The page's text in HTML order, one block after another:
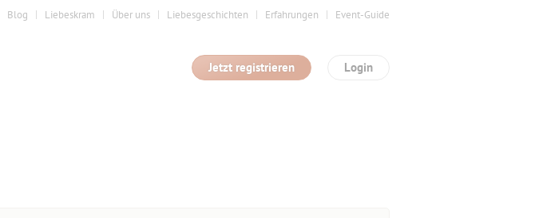
Blog Liebeskram Über uns Liebesgeschichten Erfahrungen Event-Guide
Login
Jetzt registrieren